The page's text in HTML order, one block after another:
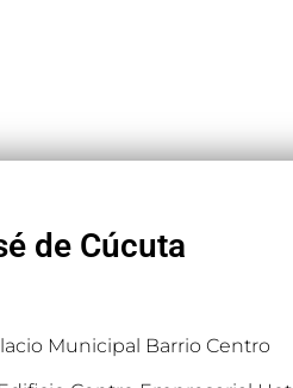
de Cúcuta
Municipal Barrio Centro